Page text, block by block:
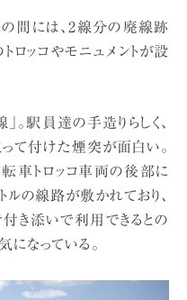
間には、2線分の廃線跡
ロッコやモニュメントが設
。駅員達の手造りらしく、
て付けた煙突が面白い。
車トロッコ車両の後部に
ルの線路が敷かれており、
き添いで利用できるとの
なっている。